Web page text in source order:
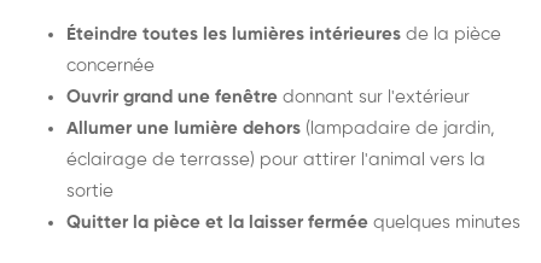
Éteindre toutes les lumières intérieures de la pièce
concernée
Ouvrir grand une fenêtre donnant sur l'extérieur
Allumer une lumière dehors (lampadaire de jardin,
éclairage de terrasse) pour attirer l'animal vers la
sortie
Quitter la pièce et la laisser fermée quelques minutes